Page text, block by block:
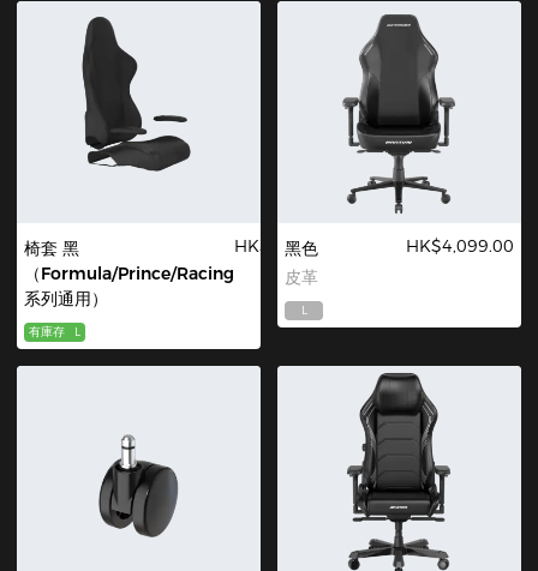
椅套 黑
（Formula/Prince/Racing
系列通用）
HK$250.00
有庫存 L
黑色
皮革
HK$4,099.00
L